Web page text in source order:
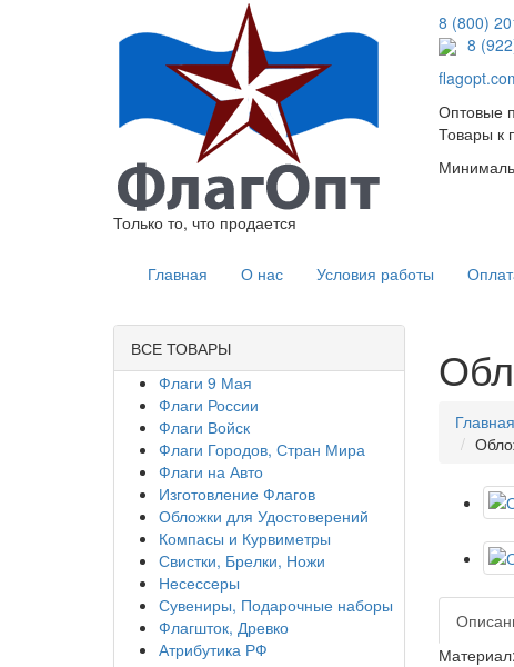
Только то, что продается
8 (800)
8
Оптовые
Товары к
Главная О нас Условия работы
ВСЕ ТОВАРЫ
Флаги 9 Мая
Флаги России
Флаги Войск
Флаги Городов, Стран Мира
Флаги на Авто
Изготовление Флагов
Обложки для Удостоверений
Компасы и Курвиметры
Свистки, Брелки, Ножи
Несессеры
Сувениры, Подарочные наборы
Флагшток, Древко
Атрибутика РФ
Главная